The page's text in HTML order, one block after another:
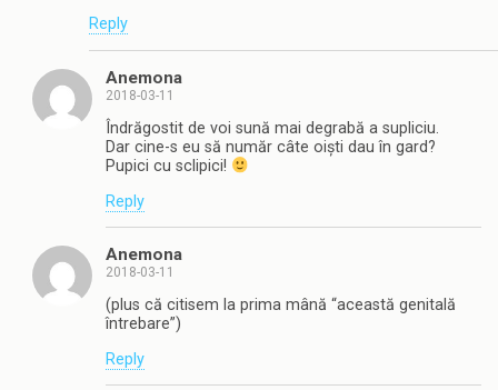
Reply
Anemona
2018-03-11
Îndrăgostit de voi sună mai degrabă a supliciu.
Dar cine-s eu să număr câte oiști dau în gard?
Pupici cu sclipici!
Reply
Anemona
2018-03-11
(plus că citisem la prima mână “această genitală
întrebare”)
Reply